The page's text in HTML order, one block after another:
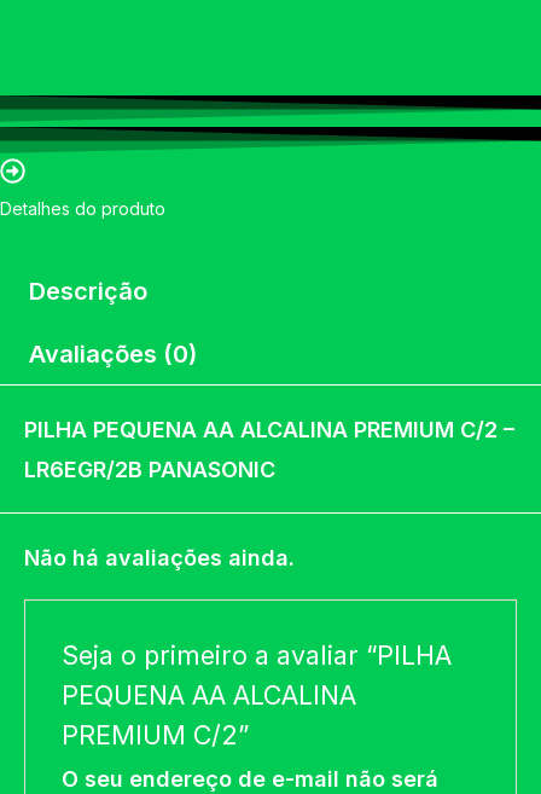
Detalhes do produto
Descrição
Avaliações (0)
PILHA PEQUENA AA ALCALINA PREMIUM C/2 –
LR6EGR/2B PANASONIC
Não há avaliações ainda.
Seja o primeiro a avaliar “PILHA
PEQUENA AA ALCALINA
PREMIUM C/2”
O seu endereço de e-mail não será